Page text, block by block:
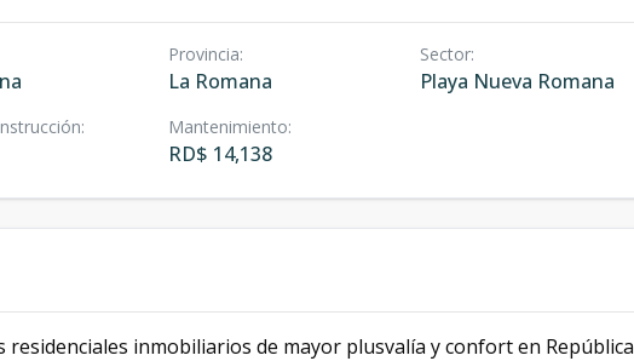
Provincia:
La Romana
Sector:
Playa Nueva Romana
: Mantenimiento:
RD$ 14,138
residenciales inmobiliarios de mayor plusvalía y confort en República